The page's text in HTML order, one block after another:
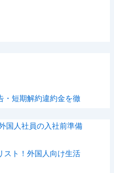
・短期解約違約金を徹
国人社員の入社前準備
スト！外国人向け生活